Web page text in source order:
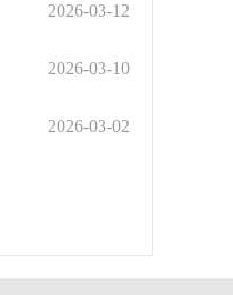
2026-03-12
2026-03-10
2026-03-02